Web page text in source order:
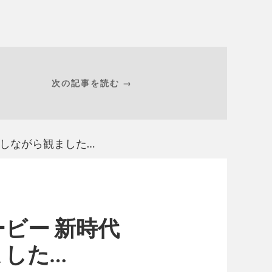
次の記事を読む →
ながら観ました…
ー 新時代
した…